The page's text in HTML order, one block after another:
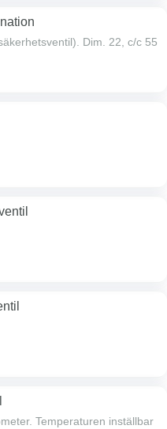
Dim. 22, c/c 55
Temperaturen inställbar